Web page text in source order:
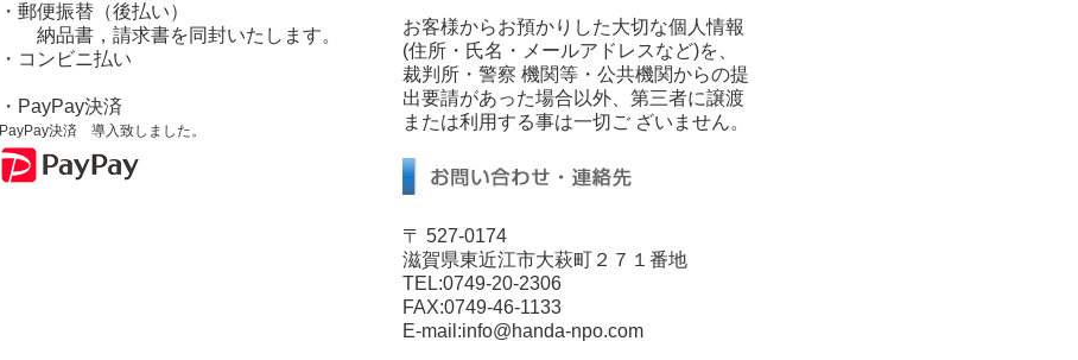
・郵便振替（後払い）
納品書，請求書を同封いたします。
・コンビニ払い
・PayPay決済
PayPay決済 導入致しました。
お客様からお預かりした大切な個人情報
(住所・氏名・メールアドレスなど)を、
裁判所・警察 機関等・公共機関からの提
出要請があった場合以外、第三者に譲渡
または利用する事は一切ご ざいません。
〒 527-0174
滋賀県東近江市大萩町２７１番地
TEL:0749-20-2306
FAX:0749-46-1133
E-mail:info@handa-npo.com